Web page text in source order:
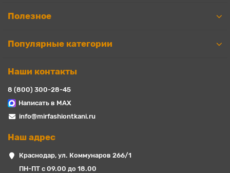
Полезное
Популярные категории
Наши контакты
8 (800) 300-28-45
Написать в MAX
info@mirfashiontkani.ru
Наш адрес
Краснодар, ул. Коммунаров 266/1
ПН-ПТ с 09.00 до 18.00